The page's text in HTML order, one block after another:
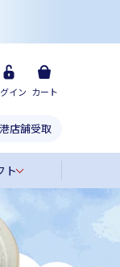
イン カート
店舗受取
ト